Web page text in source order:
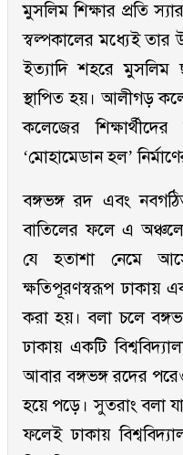
মুসলিম শিক্ষার প্রতি
স্বল্পকালের মধ্যেই তার
ইত্যাদি শহরে মুসলিম
স্থাপিত হয়। আলীগড়
কলেজের
‘মোহামেডান হল’
বঙ্গভঙ্গ রদ এবং
বাতিলের ফলে এ
যে হতাশা নেমে
ক্ষতিপূরণস্বরূপ ঢাকায়
করা হয়। বলা চলে
ঢাকায় একটি
আবার বঙ্গভঙ্গ রদের পরেও
হয়ে পড়ে। সুতরাং বলা
ফলেই ঢাকায়